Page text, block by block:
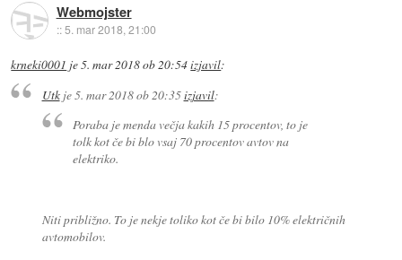
Webmojster
::5. mar 2018, 21:00
krneki0001 je5. mar 2018 ob 20:54izjavil:
Utkje5. mar 2018 ob 20:35izjavil:
Poraba je menda večja kakih 15 procentov, to je
tolk kot če bi blo vsaj 70 procentov avtov na
elektriko.
Niti približno. To je nekje toliko kot če bi bilo 10% električnih
avtomobilov.